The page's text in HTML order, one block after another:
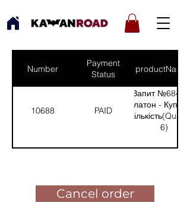
Number
Payment
Status
productNames
10688 PAID
Запит №684 від:
Платон -
6)
Cancel order